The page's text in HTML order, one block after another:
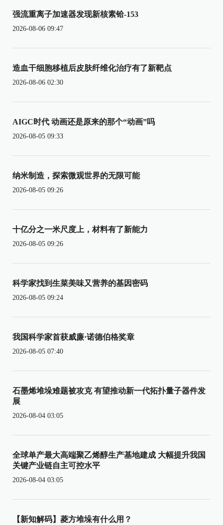
强流重离子加速器发现新核素铪-153
2026-08-06 09:47
造血干细胞移植后皮肤纤维化治疗有了新靶点
2026-08-06 02:30
AIGC时代 动画还是原来的那个“动画”吗
2026-08-05 09:33
纳米制造，探索微观世界的无限可能
2026-08-05 09:26
十亿分之一米尺度上，材料有了新能力
2026-08-05 09:26
科学家找到生菜美味又营养的基因密码
2026-08-05 09:24
我国科学家首获威廉·诺德伯格奖章
2026-08-05 07:40
石墨烯堆垛难题被攻克 有望推动新一代拓扑量子器件发
展
2026-08-04 03:05
全球单产最大高端聚乙烯醇生产基地建成 大幅提升我国
关键产业链自主可控水平
2026-08-04 03:05
【新知解码】菱方堆垛有什么用？